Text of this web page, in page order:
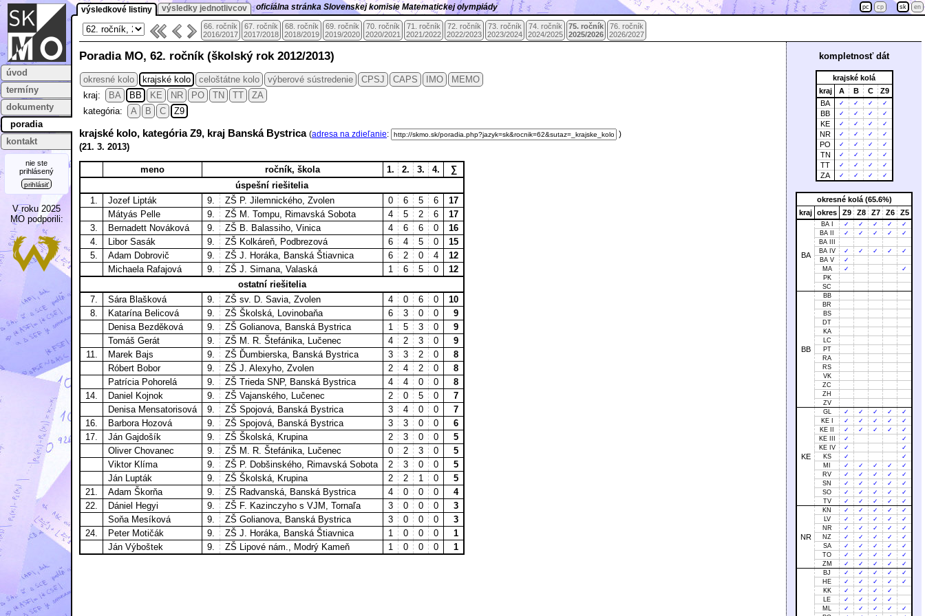
úvod
termíny
dokumenty
poradia
kontakt
nie ste
prihlásený
prihlásiť
V roku 2025
MO podporili:
výsledkové listiny výsledky jednotlivcov oficiálna stránka Slovenskej komisie Matematickej olympiády pc cp sk en
66. ročník
2016/2017
67. ročník
2017/2018
68. ročník
2018/2019
69. ročník
2019/2020
70. ročník
2020/2021
71. ročník
2021/2022
72. ročník
2022/2023
73. ročník
2023/2024
74. ročník
2024/2025
75. ročník
2025/2026
76. ročník
2026/2027
kompletnosť dát
krajské kolá
kraj
A B C
Z9
BA
✓ ✓ ✓ ✓
BB ✓ ✓ ✓ ✓
KE ✓ ✓ ✓ ✓
NR ✓ ✓ ✓ ✓
PO ✓ ✓ ✓ ✓
TN ✓ ✓ ✓ ✓
TT ✓ ✓ ✓ ✓
ZA ✓ ✓ ✓ ✓
okresné kolá (65.6%)
kraj okres Z9 Z8 Z7 Z6 Z5
BA
BA I ✓ ✓ ✓ ✓
✓
BA II
✓ ✓ ✓ ✓
✓
BA III
BA IV
✓ ✓ ✓ ✓
✓
BA V
✓
MA
✓
✓
PK
SC
BB
BB
BR
BS
DT
KA
LC
PT
RA
RS
VK
ZC
ZH
ZV
KE
GL ✓ ✓ ✓ ✓
✓
KE I
✓ ✓ ✓ ✓
✓
KE II
✓ ✓ ✓ ✓
✓
KE III
✓
✓
KE IV
✓
✓
KS
✓
✓
MI
✓ ✓ ✓ ✓
✓
RV
✓ ✓ ✓ ✓
✓
SN
✓ ✓ ✓ ✓
✓
SO
✓ ✓ ✓ ✓
✓
TV
✓ ✓ ✓ ✓ ✓
NR
KN ✓ ✓ ✓ ✓
✓
LV
✓ ✓ ✓ ✓
✓
NR
✓ ✓ ✓ ✓
✓
NZ
✓ ✓ ✓ ✓
✓
SA
✓ ✓ ✓ ✓
✓
TO
✓ ✓ ✓ ✓
✓
ZM
✓ ✓ ✓ ✓
✓
BJ
✓ ✓ ✓ ✓
✓
HE
✓ ✓ ✓ ✓
✓
KK
✓ ✓ ✓
✓
LE
✓ ✓ ✓
✓
ML
✓ ✓ ✓ ✓
✓
Poradia MO, 62. ročník (školský rok 2012/2013)
okresné kolo krajské kolo celoštátne kolo výberové sústredenie CPSJ CAPS IMO
MEMO
kraj:
BA BB KE NR PO TN TT
ZA
kategória:
A B C Z9
krajské kolo, kategória Z9, kraj Banská Bystrica (adresa na zdieľanie: )
(21. 3. 2013)
meno ročník, škola 1. 2. 3. 4.
∑
úspešní riešitelia
1.
Jozef Lipták 9. ZŠ P. Jilemnického, Zvolen 0 6 5 6
17
Mátyás Pelle
9. ZŠ M. Tompu, Rimavská Sobota 4 5 2 6
17
3.
Bernadett Nováková 9. ZŠ B. Balassiho, Vinica 4 6 6 0
16
4.
Libor Sasák 9. ZŠ Kolkáreň, Podbrezová 6 4 5 0
15
5.
Adam Dobrovič 9. ZŠ J. Horáka, Banská Štiavnica 6 2 0 4
12
Michaela Rafajová
9. ZŠ J. Simana, Valaská 1 6 5 0
12
ostatní riešitelia
7.
Sára Blašková 9. ZŠ sv. D. Savia, Zvolen 4 0 6 0
10
8.
Katarína Belicová 9. ZŠ Školská, Lovinobaňa 6 3 0 0
9
Denisa Bezděková
9. ZŠ Golianova, Banská Bystrica 1 5 3 0
9
Tomáš Gerát
9. ZŠ M. R. Štefánika, Lučenec 4 2 3 0
9
11.
Marek Bajs 9. ZŠ Ďumbierska, Banská Bystrica 3 3 2 0
8
Róbert Bobor
9. ZŠ J. Alexyho, Zvolen 2 4 2 0
8
Patrícia Pohorelá
9. ZŠ Trieda SNP, Banská Bystrica 4 4 0 0
8
14.
Daniel Kojnok 9. ZŠ Vajanského, Lučenec 2 0 5 0
7
Denisa Mensatorisová
9. ZŠ Spojová, Banská Bystrica 3 4 0 0
7
16.
Barbora Hozová 9. ZŠ Spojová, Banská Bystrica 3 3 0 0
6
17.
Ján Gajdošík 9. ZŠ Školská, Krupina 2 3 0 0
5
Oliver Chovanec
9. ZŠ M. R. Štefánika, Lučenec 0 2 3 0
5
Viktor Klíma
9. ZŠ P. Dobšinského, Rimavská Sobota 2 3 0 0
5
Ján Lupták
9. ZŠ Školská, Krupina 2 2 1 0
5
21.
Adam Škorňa 9. ZŠ Radvanská, Banská Bystrica 4 0 0 0
4
22.
Dániel Hegyi 9. ZŠ F. Kazinczyho s VJM, Tornaľa 3 0 0 0
3
Soňa Mesíková
9. ZŠ Golianova, Banská Bystrica 3 0 0 0
3
24.
Peter Motičák 9. ZŠ J. Horáka, Banská Štiavnica 1 0 0 0
1
Ján Výboštek
9. ZŠ Lipové nám., Modrý Kameň 1 0 0 0 1